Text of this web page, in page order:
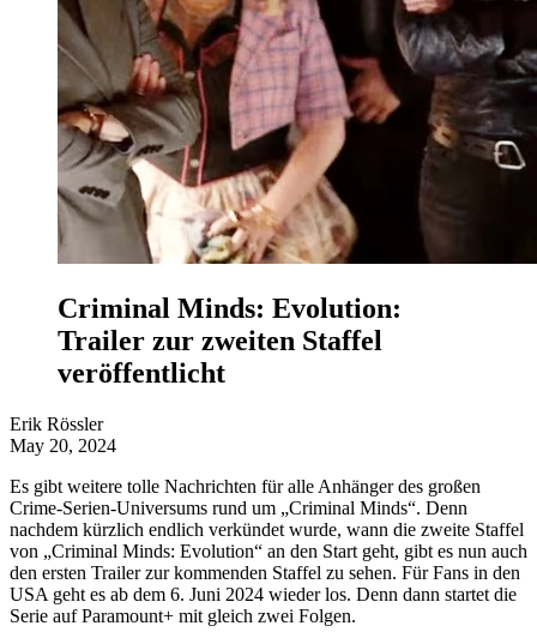
Criminal Minds: Evolution:
Trailer zur zweiten Staffel
veröffentlicht
Erik Rössler
May 20, 2024
Es gibt weitere tolle Nachrichten für alle Anhänger des großen
Crime-Serien-Universums rund um „Criminal Minds“. Denn
nachdem kürzlich endlich verkündet wurde, wann die zweite Staffel
von „Criminal Minds: Evolution“ an den Start geht, gibt es nun auch
den ersten Trailer zur kommenden Staffel zu sehen. Für Fans in den
USA geht es ab dem 6. Juni 2024 wieder los. Denn dann startet die
Serie auf Paramount+ mit gleich zwei Folgen.